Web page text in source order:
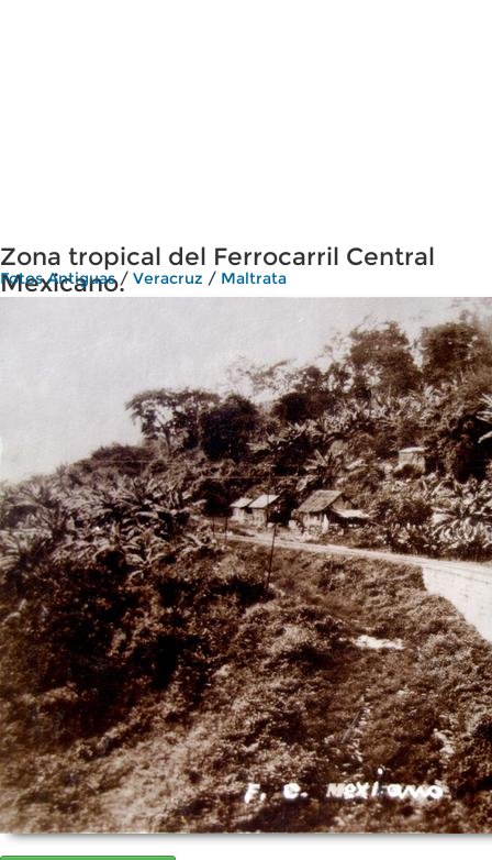
Zona tropical del Ferrocarril Central
Mexicano.
Fotos Antiguas/ Veracruz / Maltrata